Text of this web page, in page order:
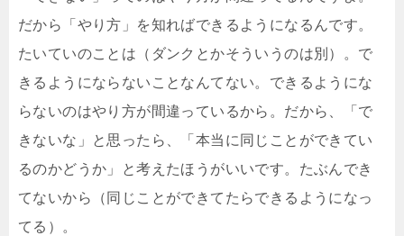
だから「やり方」を知ればできるようになるんです。
たいていのことは（ダンクとかそういうのは別）。で
きるようにならないことなんてない。できるようにな
らないのはやり方が間違っているから。だから、「で
きないな」と思ったら、「本当に同じことができてい
るのかどうか」と考えたほうがいいです。たぶんでき
てないから（同じことができてたらできるようになっ
てる）。